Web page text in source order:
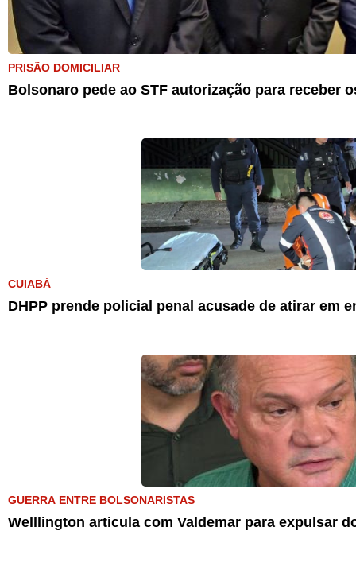
PRISÃO DOMICILIAR
Bolsonaro pede ao STF autorização para receber
CUIABÁ
DHPP prende policial penal acusade de atirar em
GUERRA ENTRE BOLSONARISTAS
Welllington articula com Valdemar para expulsar